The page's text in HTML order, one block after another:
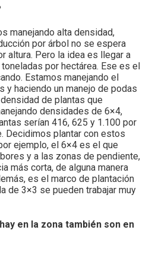
manejando alta densidad,
por árbol no se espera
altura. Pero la idea es llegar a
por hectárea. Ese es el
Estamos manejando el
y haciendo un manejo de podas
de plantas que
densidades de 6×4,
serían 416, 625 y 1.100 por
Decidimos plantar con estos
ejemplo, el 6×4 es el que
y a las zonas de pendiente,
más corta, de alguna manera
es el marco de plantación
de 3×3 se pueden trabajar muy
en la zona también son en